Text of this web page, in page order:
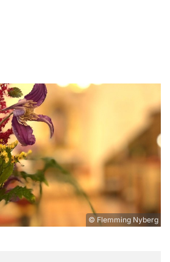
© Flemming Nyberg